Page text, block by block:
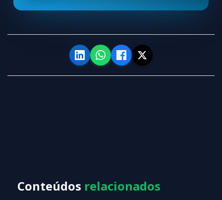
Conteúdos relacionados